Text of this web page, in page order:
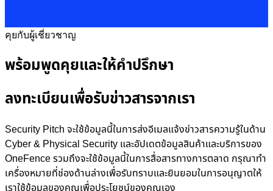
คุยกับผู้เชี่ยวชาญ
พร้อมพูดคุยและให้คำปรึกษา
ลงทะเบียนเพื่อรับข่าวสารจากเรา
Security Pitch จะใช้ข้อมูลนี้ในการส่งอีเมลแจ้งข่าวสารความรู้ในด้าน
Cyber & Physical Security และอัปเดตข้อมูลสินค้าและบริการของ
OneFence รวมถึงจะใช้ข้อมูลนี้ในการสื่อสารทางการตลาด กรุณาทำ
เครื่องหมายที่ช่องด้านล่างเพื่อรับทราบและยินยอมในการอนุญาตให้